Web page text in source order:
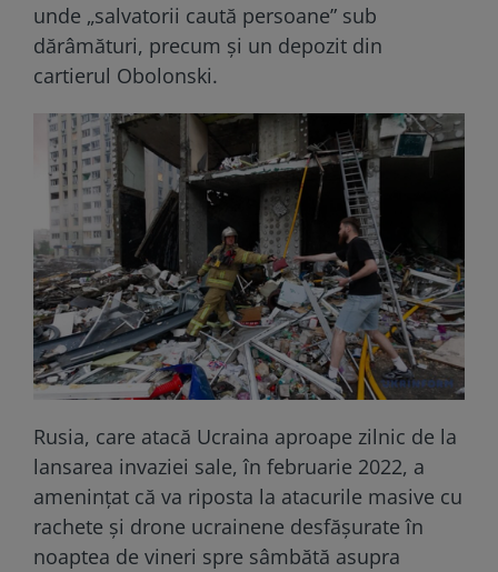
unde „salvatorii caută persoane” sub
dărâmături, precum și un depozit din
cartierul Obolonski.
Rusia, care atacă Ucraina aproape zilnic de la
lansarea invaziei sale, în februarie 2022, a
amenințat că va riposta la atacurile masive cu
rachete și drone ucrainene desfășurate în
noaptea de vineri spre sâmbătă asupra